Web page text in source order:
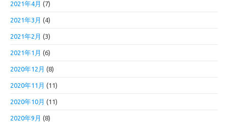
2021年4月 (7)
2021年3月 (4)
2021年2月 (3)
2021年1月 (6)
2020年12月 (8)
2020年11月 (11)
2020年10月 (11)
2020年9月 (8)